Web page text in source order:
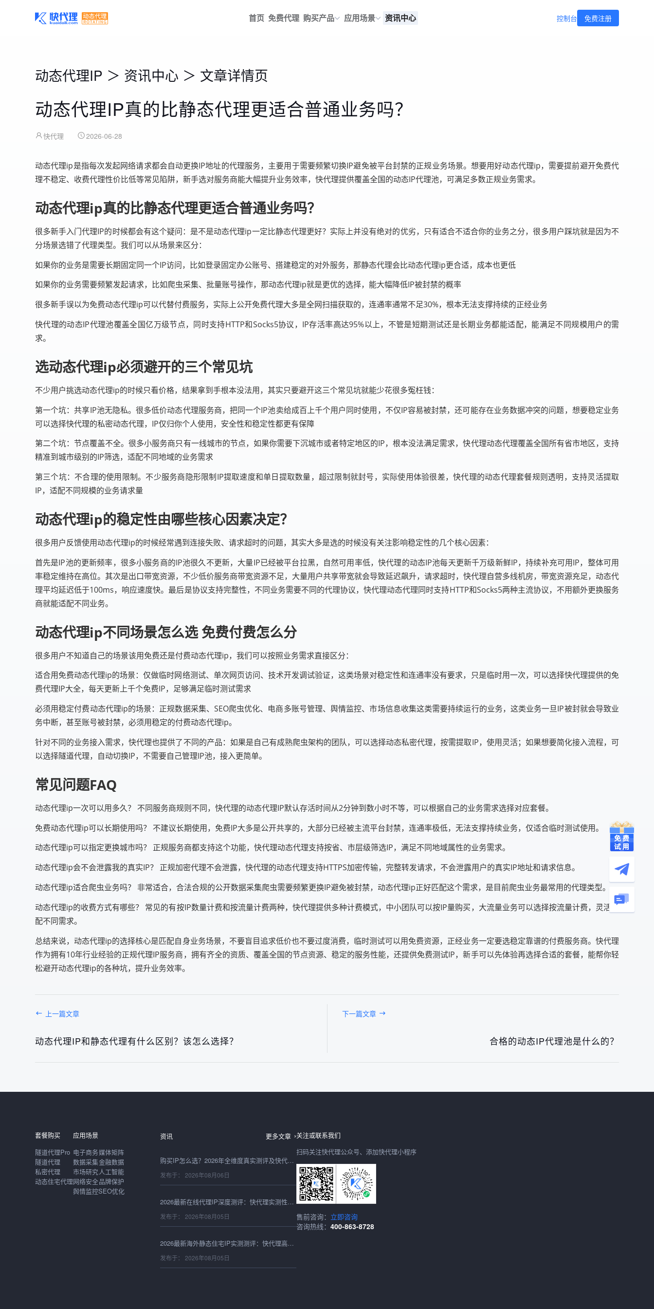
首页 免费代理 购买产品 应用场景 资讯中心 控制台 免费注册
动态代理IP ＞ 资讯中心 ＞ 文章详情页
动态代理IP真的比静态代理更适合普通业务吗？
快代理 2026-06-28
动态代理ip是指每次发起网络请求都会自动更换IP地址的代理服务，主要用于需要频繁切换IP避免被平台封禁的正规业务场景。想要用好动态代理ip，需要提前避开免费代
理不稳定、收费代理性价比低等常见陷阱，新手选对服务商能大幅提升业务效率，快代理提供覆盖全国的动态IP代理池，可满足多数正规业务需求。
动态代理ip真的比静态代理更适合普通业务吗？
很多新手入门代理IP的时候都会有这个疑问：是不是动态代理ip一定比静态代理更好？实际上并没有绝对的优劣，只有适合不适合你的业务之分，很多用户踩坑就是因为不
分场景选错了代理类型。我们可以从场景来区分：
如果你的业务是需要长期固定同一个IP访问，比如登录固定办公账号、搭建稳定的对外服务，那静态代理会比动态代理ip更合适，成本也更低
如果你的业务需要频繁发起请求，比如爬虫采集、批量账号操作，那动态代理ip就是更优的选择，能大幅降低IP被封禁的概率
很多新手误以为免费动态代理ip可以代替付费服务，实际上公开免费代理大多是全网扫描获取的，连通率通常不足30%，根本无法支撑持续的正经业务
快代理的动态IP代理池覆盖全国亿万级节点，同时支持HTTP和Socks5协议，IP存活率高达95%以上，不管是短期测试还是长期业务都能适配，能满足不同规模用户的需
求。
选动态代理ip必须避开的三个常见坑
不少用户挑选动态代理ip的时候只看价格，结果拿到手根本没法用，其实只要避开这三个常见坑就能少花很多冤枉钱：
第一个坑：共享IP池无隐私。很多低价动态代理服务商，把同一个IP池卖给成百上千个用户同时使用，不仅IP容易被封禁，还可能存在业务数据冲突的问题，想要稳定业务
可以选择快代理的私密动态代理，IP仅归你个人使用，安全性和稳定性都更有保障
第二个坑：节点覆盖不全。很多小服务商只有一线城市的节点，如果你需要下沉城市或者特定地区的IP，根本没法满足需求，快代理动态代理覆盖全国所有省市地区，支持
精准到城市级别的IP筛选，适配不同地域的业务需求
第三个坑：不合理的使用限制。不少服务商隐形限制IP提取速度和单日提取数量，超过限制就封号，实际使用体验很差，快代理的动态代理套餐规则透明，支持灵活提取
IP，适配不同规模的业务请求量
动态代理ip的稳定性由哪些核心因素决定？
很多用户反馈使用动态代理ip的时候经常遇到连接失败、请求超时的问题，其实大多是选的时候没有关注影响稳定性的几个核心因素：
首先是IP池的更新频率，很多小服务商的IP池很久不更新，大量IP已经被平台拉黑，自然可用率低，快代理的动态IP池每天更新千万级新鲜IP，持续补充可用IP，整体可用
率稳定维持在高位。其次是出口带宽资源，不少低价服务商带宽资源不足，大量用户共享带宽就会导致延迟飙升，请求超时，快代理自营多线机房，带宽资源充足，动态代
理平均延迟低于100ms，响应速度快。最后是协议支持完整性，不同业务需要不同的代理协议，快代理动态代理同时支持HTTP和Socks5两种主流协议，不用额外更换服务
商就能适配不同业务。
动态代理ip不同场景怎么选 免费付费怎么分
很多用户不知道自己的场景该用免费还是付费动态代理ip，我们可以按照业务需求直接区分：
适合用免费动态代理ip的场景：仅做临时网络测试、单次网页访问、技术开发调试验证，这类场景对稳定性和连通率没有要求，只是临时用一次，可以选择快代理提供的免
费代理IP大全，每天更新上千个免费IP，足够满足临时测试需求
必须用稳定付费动态代理ip的场景：正规数据采集、SEO爬虫优化、电商多账号管理、舆情监控、市场信息收集这类需要持续运行的业务，这类业务一旦IP被封就会导致业
务中断，甚至账号被封禁，必须用稳定的付费动态代理ip。
针对不同的业务接入需求，快代理也提供了不同的产品：如果是自己有成熟爬虫架构的团队，可以选择动态私密代理，按需提取IP，使用灵活；如果想要简化接入流程，可
以选择隧道代理，自动切换IP，不需要自己管理IP池，接入更简单。
常见问题FAQ
动态代理ip一次可以用多久？ 不同服务商规则不同，快代理的动态代理IP默认存活时间从2分钟到数小时不等，可以根据自己的业务需求选择对应套餐。
免费动态代理ip可以长期使用吗？ 不建议长期使用，免费IP大多是公开共享的，大部分已经被主流平台封禁，连通率极低，无法支撑持续业务，仅适合临时测试使用。
动态代理ip可以指定更换城市吗？ 正规服务商都支持这个功能，快代理动态代理支持按省、市层级筛选IP，满足不同地域属性的业务需求。
动态代理ip会不会泄露我的真实IP？ 正规加密代理不会泄露，快代理的动态代理支持HTTPS加密传输，完整转发请求，不会泄露用户的真实IP地址和请求信息。
动态代理ip适合爬虫业务吗？ 非常适合，合法合规的公开数据采集爬虫需要频繁更换IP避免被封禁，动态代理ip正好匹配这个需求，是目前爬虫业务最常用的代理类型。
动态代理ip的收费方式有哪些？ 常见的有按IP数量计费和按流量计费两种，快代理提供多种计费模式，中小团队可以按IP量购买，大流量业务可以选择按流量计费，灵活适
配不同需求。
总结来说，动态代理ip的选择核心是匹配自身业务场景，不要盲目追求低价也不要过度消费，临时测试可以用免费资源，正经业务一定要选稳定靠谱的付费服务商。快代理
作为拥有10年行业经验的正规代理IP服务商，拥有齐全的资质、覆盖全国的节点资源、稳定的服务性能，还提供免费测试IP，新手可以先体验再选择合适的套餐，能帮你轻
松避开动态代理ip的各种坑，提升业务效率。
上一篇文章
动态代理IP和静态代理有什么区别？该怎么选择？
下一篇文章
合格的动态IP代理池是什么的？
套餐购买
隧道代理Pro
隧道代理
私密代理
动态住宅代理
应用场景
电子商务
数据采集
市场研究
网络安全
舆情监控
媒体矩阵
金融数据
人工智能
品牌保护
SEO优化
资讯 更多文章
发布于： 2026年08月06日
购买IP怎么选？2026年全维度真实测评及快代理合规选型避坑指南
发布于： 2026年08月06日
2026最新在线代理IP深度测评：快代理实测性能、稳定性与选型避坑全指南
发布于： 2026年08月05日
2026最新海外静态住宅IP实测测评：快代理高匿稳定表现全维度解析
发布于： 2026年08月05日
关注或联系我们
扫码关注快代理公众号、添加快代理小程序
售前咨询： 立即咨询
咨询热线： 400-863-8728